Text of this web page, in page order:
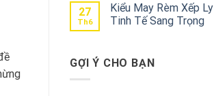
27
Th6
Kiểu May Rèm Xếp Ly
Tinh Tế Sang Trọng
GỢI Ý CHO BẠN